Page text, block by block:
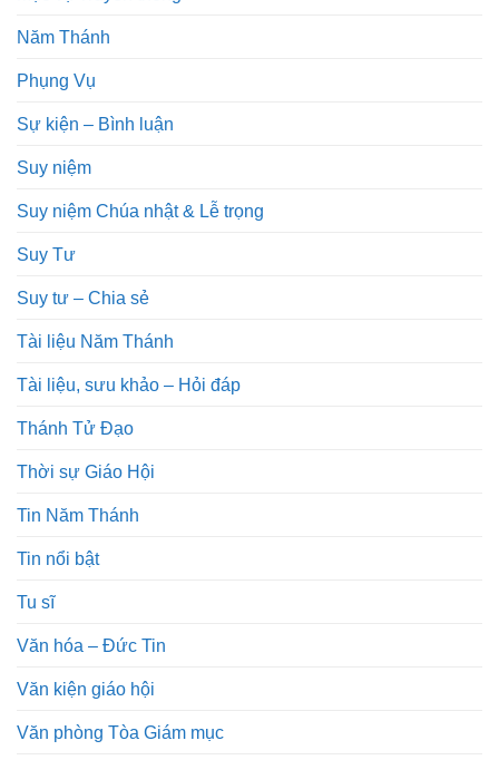
Năm Thánh
Phụng Vụ
Sự kiện – Bình luận
Suy niệm
Suy niệm Chúa nhật & Lễ trọng
Suy Tư
Suy tư – Chia sẻ
Tài liệu Năm Thánh
Tài liệu, sưu khảo – Hỏi đáp
Thánh Tử Đạo
Thời sự Giáo Hội
Tin Năm Thánh
Tin nổi bật
Tu sĩ
Văn hóa – Đức Tin
Văn kiện giáo hội
Văn phòng Tòa Giám mục